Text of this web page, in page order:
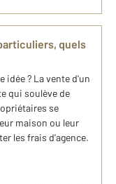
quels
idée ? La vente d'un
qui soulève de
se
maison ou leur
les frais d'agence.